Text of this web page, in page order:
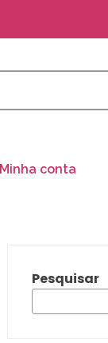
Minha conta
Pesquisar